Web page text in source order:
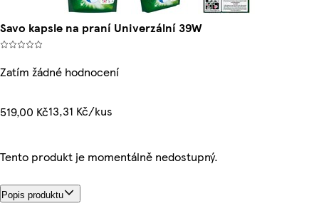
Savo kapsle na praní Univerzální 39W
Zatím žádné hodnocení
519,00 Kč13,31 Kč/kus
Tento produkt je momentálně nedostupný.
Popis produktu